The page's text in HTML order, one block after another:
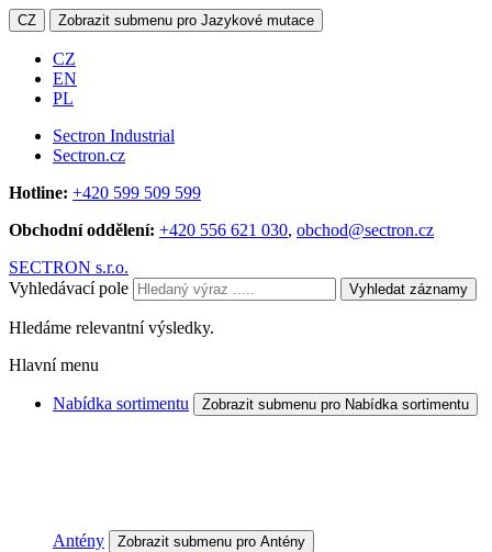
CZ Zobrazit submenu pro Jazykové mutace
CZ
EN
PL
Sectron Industrial
Sectron.cz
Hotline: +420 599 509 599
Obchodní oddělení: +420 556 621 030, obchod@sectron.cz
SECTRON s.r.o.
Vyhledávací pole
Vyhledat záznamy
Hledáme relevantní výsledky.
Hlavní menu
Nabídka sortimentu Zobrazit submenu pro Nabídka sortimentu
Antény Zobrazit submenu pro Antény